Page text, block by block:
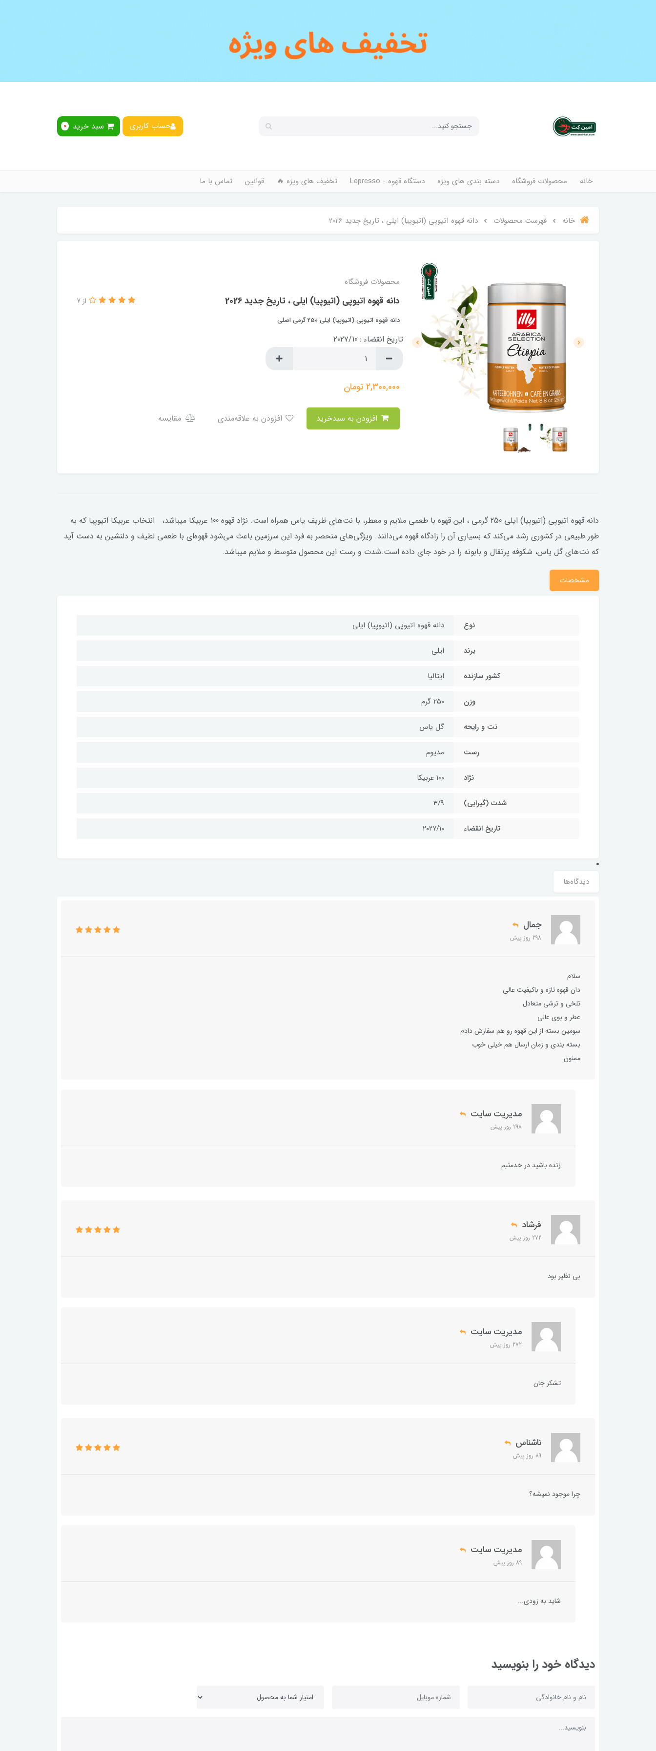
حساب کاربری سبد خرید 0
خانه محصولات فروشگاه دسته بندی های ویژه دستگاه قهوه - Lepresso تخفیف های ویژه 🔥 قوانین تماس با ما
خانه فهرست محصولات دانه قهوه اتیوپی (اتیوپیا) ایلی ، تاریخ جدید 2026
محصولات فروشگاه
دانه قهوه اتیوپی (اتیوپیا) ایلی ، تاریخ جدید 2026 از 7
دانه قهوه اتیوپی (اتیوپیا) ایلی 250 گرمی اصلی
تاریخ انقضاء : ۲۰۲۷/10
2,300,000تومان
مقایسه
دانه قهوه اتیوپی (اتیوپیا) ایلی 250 گرمی ، این قهوه با طعمی ملایم و معطر، با نت‌های ظریف یاس همراه است. نژاد قهوه 100 عربیکا میباشد، انتخاب عربیکا اتیوپیا که به
طور طبیعی در کشوری رشد می‌کند که بسیاری آن را زادگاه قهوه می‌دانند. ویژگی‌های منحصر به فرد این سرزمین باعث می‌شود قهوه‌ای با طعمی لطیف و دلنشین به دست آید
که نت‌های گل‌ یاس، شکوفه پرتقال و بابونه را در خود جای داده است.شدت و رست این محصول متوسط و ملایم میباشد.
مشخصات
نوع دانه قهوه اتیوپی (اتیوپیا) ایلی
برند ایلی
کشور سازنده ایتالیا
وزن 250 گرم
نت و رایحه گل یاس
رست مدیوم
نژاد 100 عربیکا
شدت (گیرایی) 3/9
تاریخ انقضاء ۲۰۲۷/10
دیدگاه‌ها
جمال
298 روز پیش
سلام
دان قهوه تازه و باکیفیت عالی
تلخی و ترشی متعادل
عطر و بوی عالی
سومین بسته از این قهوه رو هم سفارش دادم
بسته بندی و زمان ارسال هم خیلی خوب
ممنون
مدیریت سایت
298 روز پیش
زنده باشید در خدمتیم
فرشاد
272 روز پیش
بی نظیر بود
مدیریت سایت
272 روز پیش
تشکر جان
ناشناس
89 روز پیش
چرا موجود نمیشه؟
مدیریت سایت
89 روز پیش
شاید به زودی...
دیدگاه خود را بنویسید